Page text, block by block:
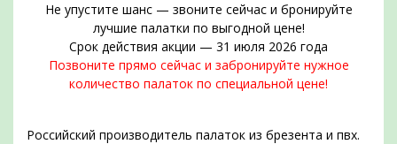
Не упустите шанс — звоните сейчас и бронируйте
лучшие палатки по выгодной цене!
Срок действия акции — 31 июля 2026 года
Позвоните прямо сейчас и забронируйте нужное
количество палаток по специальной цене!
Российский производитель палаток из брезента и пвх.
подобрать